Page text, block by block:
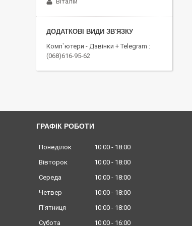
Комп`ютери - Дзвінки + Telegram
(068)616-95-62
ГРАФІК РОБОТИ
Понеділок 10:00
18:00
Вівторок
10:00
18:00
Середа
10:00
18:00
Четвер
10:00
18:00
Пʼятниця
10:00
18:00
Субота
10:00 16:00